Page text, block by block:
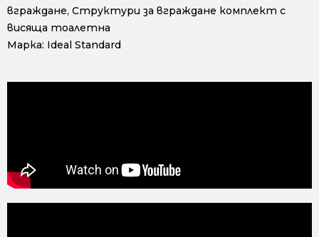
вграждане, Структури за вграждане комплект с
висяща тоалетна
Марка: Ideal Standard